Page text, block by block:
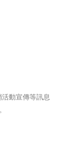
動宣傳等訊息